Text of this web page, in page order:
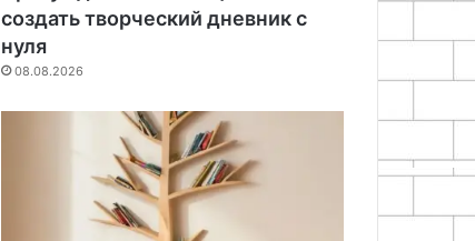
создать творческий дневник с
нуля
08.08.2026